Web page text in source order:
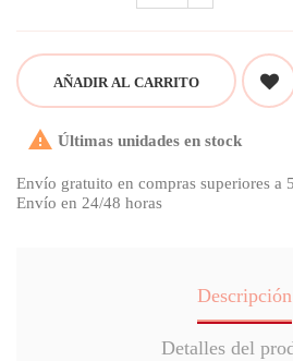
AÑADIR AL CARRITO
 Últimas unidades en stock
Envío gratuito en compras superiores a
Envío en 24/48 horas
Descripción
Detalles del